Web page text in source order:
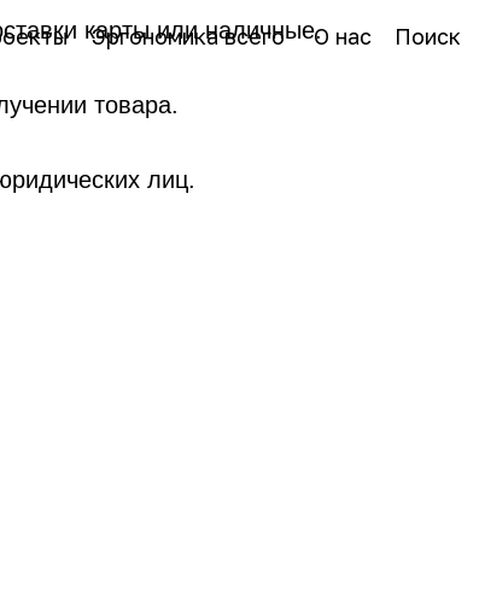
Поиск
О нас
Эргономика всего
карты или наличные.
товара.
лиц.